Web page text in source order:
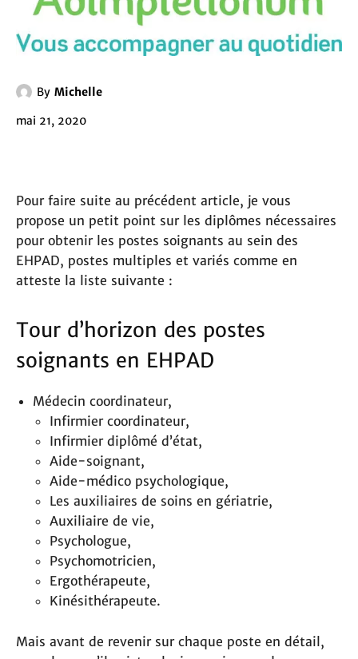
By Michelle
mai 21, 2020
Pour faire suite au précédent article, je vous
propose un petit point sur les diplômes nécessaires
pour obtenir les postes soignants au sein des
EHPAD, postes multiples et variés comme en
atteste la liste suivante :
Tour d’horizon des postes
soignants en EHPAD
Médecin coordinateur,
Infirmier coordinateur,
Infirmier diplômé d’état,
Aide-soignant,
Aide-médico psychologique,
Les auxiliaires de soins en gériatrie,
Auxiliaire de vie,
Psychologue,
Psychomotricien,
Ergothérapeute,
Kinésithérapeute.
Mais avant de revenir sur chaque poste en détail,